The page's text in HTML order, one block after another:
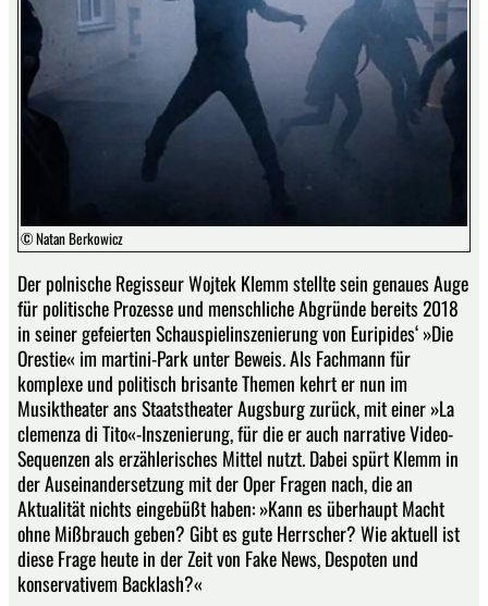
© Natan Berkowicz
Der polnische Regisseur Wojtek Klemm stellte sein genaues Auge
für politische Prozesse und menschliche Abgründe bereits 2018
in seiner gefeierten Schauspielinszenierung von Euripides‘ »Die
Orestie« im martini-Park unter Beweis. Als Fachmann für
komplexe und politisch brisante Themen kehrt er nun im
Musiktheater ans Staatstheater Augsburg zurück, mit einer »La
clemenza di Tito«-Inszenierung, für die er auch narrative Video-
Sequenzen als erzählerisches Mittel nutzt. Dabei spürt Klemm in
der Auseinandersetzung mit der Oper Fragen nach, die an
Aktualität nichts eingebüßt haben: »Kann es überhaupt Macht
ohne Mißbrauch geben? Gibt es gute Herrscher? Wie aktuell ist
diese Frage heute in der Zeit von Fake News, Despoten und
konservativem Backlash?«